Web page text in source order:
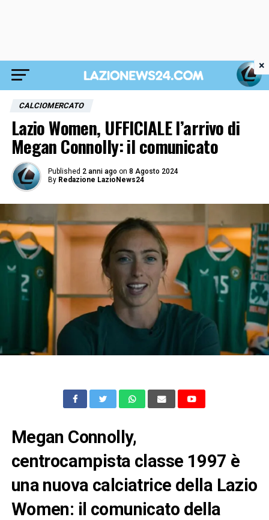
CALCIOMERCATO
Lazio Women, UFFICIALE l’arrivo di
Megan Connolly: il comunicato
Published 2 anni ago on 8 Agosto 2024
By Redazione LazioNews24
Megan Connolly,
centrocampista classe 1997 è
una nuova calciatrice della Lazio
Women: il comunicato della
×